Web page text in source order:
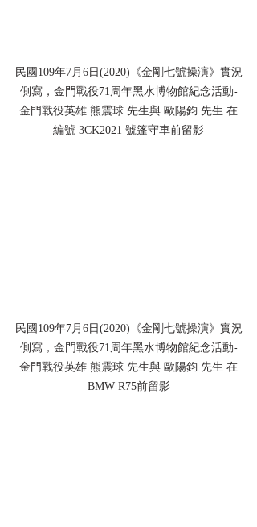
民國109年7月6日(2020)《金剛七號操演》實況
側寫，金門戰役71周年黑水博物館紀念活動-
金門戰役英雄 熊震球 先生與 歐陽鈞 先生 在
編號 3CK2021 號篷守車前留影
民國109年7月6日(2020)《金剛七號操演》實況
側寫，金門戰役71周年黑水博物館紀念活動-
金門戰役英雄 熊震球 先生與 歐陽鈞 先生 在
BMW R75前留影